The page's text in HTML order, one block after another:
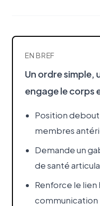
EN BREF
Un ordre simple,
engage le corps
Position debout
membres
Demande un
de santé
Renforce le lien